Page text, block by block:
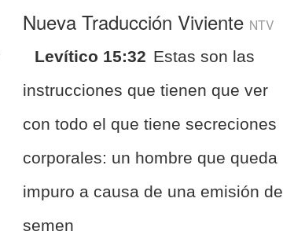
Nueva Traducción Viviente NTV
Levítico 15:32 Estas son las
instrucciones que tienen que ver
con todo el que tiene secreciones
corporales: un hombre que queda
impuro a causa de una emisión de
semen